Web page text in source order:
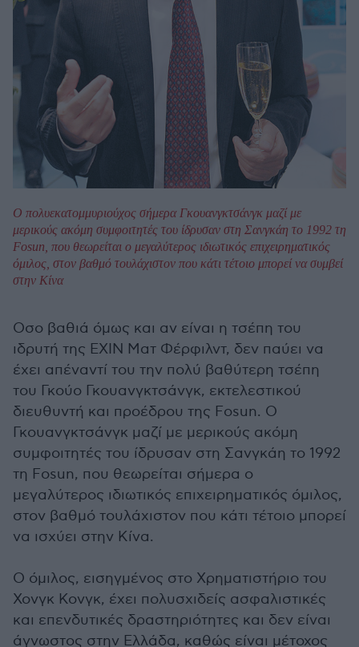
Ο πολυεκατομμυριούχος σήμερα Γκουανγκτσάνγκ μαζί με
μερικούς ακόμη συμφοιτητές του ίδρυσαν στη Σανγκάη το 1992 τη
Fοsun, που θεωρείται ο μεγαλύτερος ιδιωτικός επιχειρηματικός
όμιλος, στον βαθμό τουλάχιστον που κάτι τέτοιο μπορεί να συμβεί
στην Κίνα
Οσο βαθιά όμως και αν είναι η τσέπη του
ιδρυτή της ΕΧΙΝ Ματ Φέρφιλντ, δεν παύει να
έχει απέναντί του την πολύ βαθύτερη τσέπη
του Γκούο Γκουανγκτσάνγκ, εκτελεστικού
διευθυντή και προέδρου της Fοsun. Ο
Γκουανγκτσάνγκ μαζί με μερικούς ακόμη
συμφοιτητές του ίδρυσαν στη Σανγκάη το 1992
τη Fοsun, που θεωρείται σήμερα ο
μεγαλύτερος ιδιωτικός επιχειρηματικός όμιλος,
στον βαθμό τουλάχιστον που κάτι τέτοιο μπορεί
να ισχύει στην Κίνα.
Ο όμιλος, εισηγμένος στο Χρηματιστήριο του
Χονγκ Κονγκ, έχει πολυσχιδείς ασφαλιστικές
και επενδυτικές δραστηριότητες και δεν είναι
άγνωστος στην Ελλάδα, καθώς είναι μέτοχος